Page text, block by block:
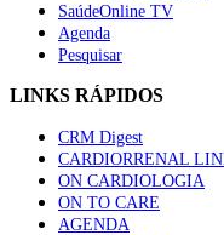
1.º Episódio
58 visualizações
Canábis
53 visualizações
SaúdeOnline TV
Agenda
Pesquisar
LINKS RÁPIDOS
CRM Digest
CARDIORRENAL
ON CARDIOLOGIA
ON TO CARE
AGENDA